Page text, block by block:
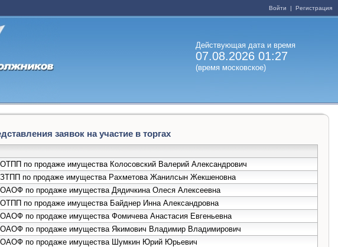
Войти | Регистрация
Действующая дата и время
07.08.2026 01:27
(время московское)
заявок на участие в торгах
ОТПП по продаже имущества Колосовский Валерий Александрович
ЗТПП по продаже имущества Рахметова Жанилсын Жекшеновна
ОАОФ по продаже имущества Дядичкина Олеся Алексеевна
ОТПП по продаже имущества Байднер Инна Александровна
ОАОФ по продаже имущества Фомичева Анастасия Евгеньевна
ОАОФ по продаже имущества Якимович Владимир Владимирович
ОАОФ по продаже имущества Шумкин Юрий Юрьевич